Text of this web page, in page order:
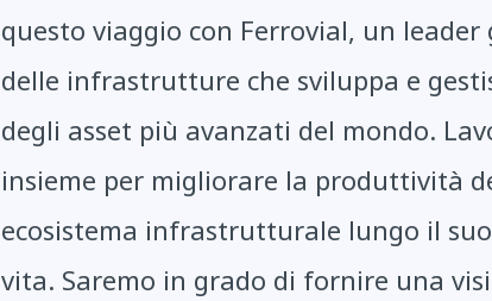
questo viaggio con Ferrovial, un leader
delle infrastrutture che sviluppa e
degli asset più avanzati del mondo.
insieme per migliorare la produttività
ecosistema infrastrutturale lungo il
vita. Saremo in grado di fornire una